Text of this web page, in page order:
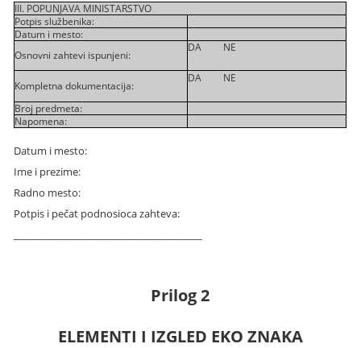
III. POPUNJAVA MINISTARSTVO
Potpis službenika:
Datum i mesto:
Osnovni zahtevi ispunjeni:
DA NE
Kompletna dokumentacija:
DA NE
Broj predmeta:
Napomena:
Datum i mesto:
Ime i prezime:
Radno mesto:
Potpis i pečat podnosioca zahteva:
Prilog 2
ELEMENTI I IZGLED EKO ZNAKA